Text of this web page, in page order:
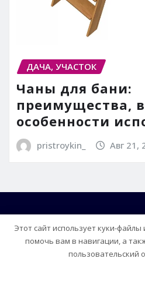
ДАЧА, УЧАСТОК
Чаны для бани:
преимущества,
особенности
pristroykin_ Авг 21,
Этот сайт использует куки-
помочь вам в навигации, а
пользовательский